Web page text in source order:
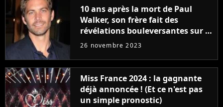
10 ans après la mort de Paul
Walker, son frère fait des
révélations bouleversantes sur la
réaction des acteurs de Fast and
26 novembre 2023
Miss France 2024 : la gagnante
déjà annoncée ! (Et ce n'est pas
un simple pronostic)